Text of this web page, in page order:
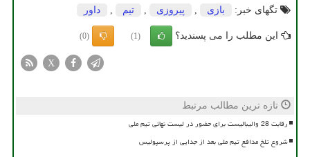
تگهای خبر:
بازی پیروزی تیم داور
این مطلب را می پسندید؟ (1)
(0)
X
تازه ترین مطالب مرتبط
رقابت 28 والیبالیست برای حضور در لیست نهائی تیم ملی
شروع تلخ مدافع تیم ملی بعد از جدایی از پرسپولیس